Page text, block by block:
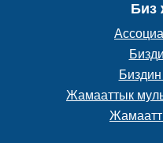
Биз
Жамааттык